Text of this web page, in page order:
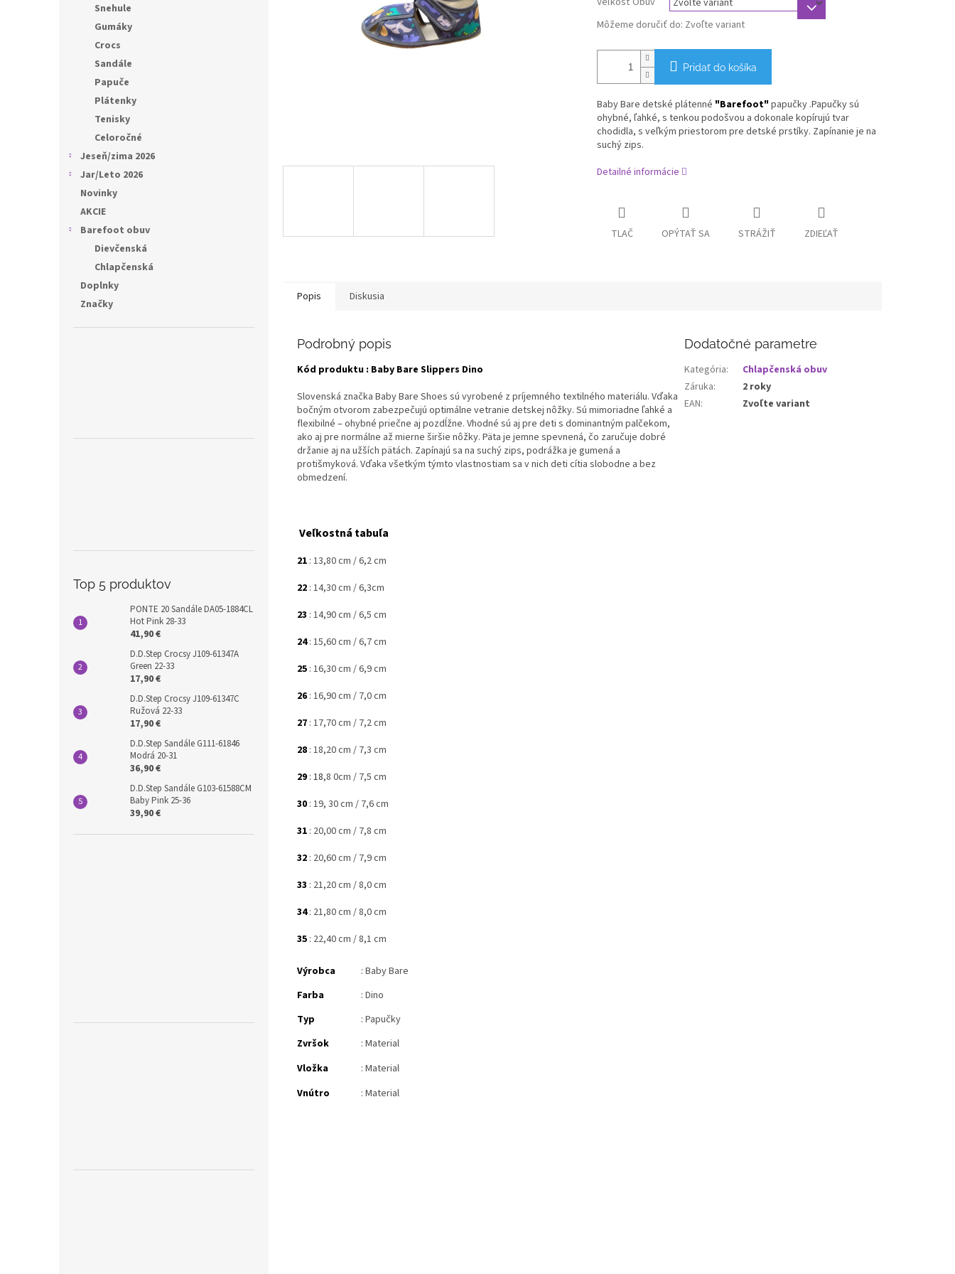
Snehule
Gumáky
Crocs
Sandále
Papuče
Plátenky
Tenisky
Celoročné
Jeseň/zima 2026
Jar/Leto 2026
Novinky
AKCIE
Barefoot obuv
Dievčenská
Chlapčenská
Doplnky
Značky
Top 5 produktov
PONTE 20 Sandále DA05-1884CL
Hot Pink 28-33
41,90 €
D.D.Step Crocsy J109-61347A
Green 22-33
17,90 €
D.D.Step Crocsy J109-61347C
Ružová 22-33
17,90 €
D.D.Step Sandále G111-61846
Modrá 20-31
36,90 €
D.D.Step Sandále G103-61588CM
Baby Pink 25-36
39,90 €
Môžeme doručiť do: Zvoľte variant
Pridať do košíka
Baby Bare detské plátenné "Barefoot"papučky .Papučky sú
ohybné, ľahké, s tenkou podošvou a dokonale kopírujú tvar
chodidla, s veľkým priestorom pre detské prstíky. Zapínanie je na
suchý zips.
Detailné informácie
TLAČ OPÝTAŤ SA STRÁŽIŤ ZDIEĽAŤ
Popis Diskusia
Podrobný popis
Kód produktu : Baby Bare Slippers Dino
Slovenská značka Baby Bare Shoes sú vyrobené z príjemného textilného materiálu. Vďaka
bočným otvorom zabezpečujú optimálne vetranie detskej nôžky. Sú mimoriadne ľahké a
flexibilné – ohybné priečne aj pozdĺžne. Vhodné sú aj pre deti s dominantným palčekom,
ako aj pre normálne až mierne širšie nôžky. Päta je jemne spevnená, čo zaručuje dobré
držanie aj na užších pätách. Zapínajú sa na suchý zips, podrážka je gumená a
protišmyková. Vďaka všetkým týmto vlastnostiam sa v nich deti cítia slobodne a bez
obmedzení.
Veľkostná tabuľa
21 : 13,80 cm / 6,2 cm
22 : 14,30 cm / 6,3cm
23 : 14,90 cm / 6,5 cm
24: 15,60 cm / 6,7 cm
25 : 16,30 cm / 6,9 cm
26 : 16,90 cm / 7,0 cm
27 : 17,70 cm / 7,2 cm
28 : 18,20 cm / 7,3 cm
29 : 18,8 0cm / 7,5 cm
30 : 19, 30 cm / 7,6 cm
31 : 20,00 cm / 7,8 cm
32 : 20,60 cm / 7,9 cm
33 : 21,20 cm / 8,0 cm
34: 21,80 cm / 8,0 cm
35 : 22,40 cm / 8,1 cm
Výrobca
: Baby Bare
Farba
: Dino
Typ
: Papučky
Zvršok
: Material
Vložka
: Material
Vnútro
: Material
Dodatočné parametre
Kategória:
Chlapčenská obuv
Záruka:
2 roky
EAN: Zvoľte variant